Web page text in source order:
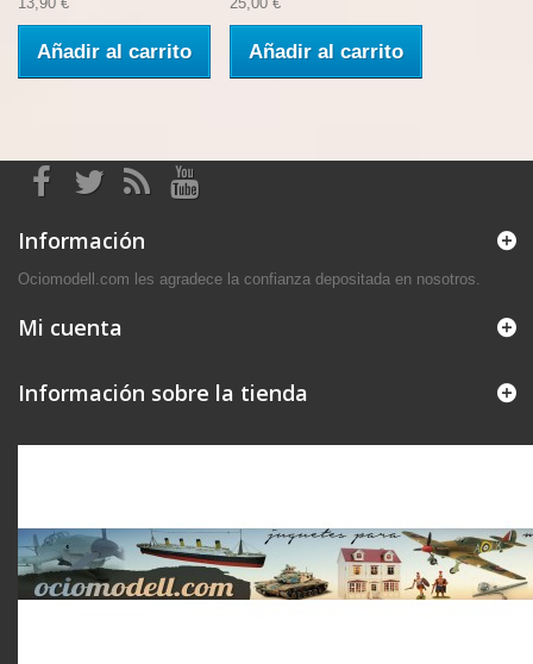
Añadir al carrito Añadir al carrito
Información
Ociomodell.com les agradece la confianza depositada en nosotros.
Mi cuenta
Información sobre la tienda